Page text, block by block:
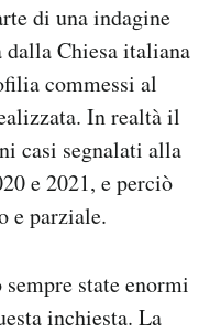
di una indagine
Chiesa italiana
commessi al
In realtà il
casi segnalati alla
e 2021, e perciò
e parziale.
state enormi
inchiesta. La